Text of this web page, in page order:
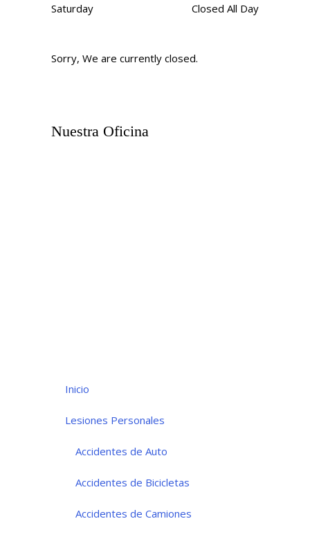
Saturday
Closed All Day
Sorry, We are currently closed.
Nuestra Oficina
Inicio
Lesiones Personales
Accidentes de Auto
Accidentes de Bicicletas
Accidentes de Camiones